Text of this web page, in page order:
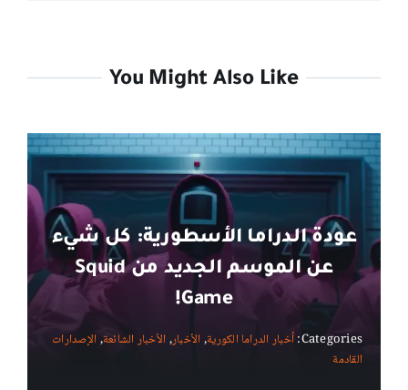
You Might Also Like
عودة الدراما الأسطورية: كل شيء
عن الموسم الجديد من Squid
Game!
Categories: أخبار الدراما الكورية,الأخبار,الأخبار الشائعة,الإصدارات
القادمة